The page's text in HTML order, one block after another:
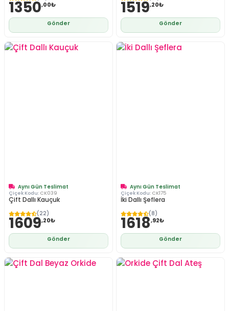
1350,00₺
Gönder
1519,20₺
Gönder
Aynı Gün Teslimat
Çiçek Kodu: CK039
Çift Dallı Kauçuk
(22)
1609,20₺
Gönder
Aynı Gün Teslimat
Çiçek Kodu: CK175
İki Dallı Şeflera
(8)
1618,92₺
Gönder